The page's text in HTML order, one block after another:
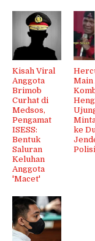
Kisah Viral
Anggota
Brimob
Curhat di
Medsos,
Pengamat
ISESS:
Bentuk
Saluran
Keluhan
Anggota
'Macet'
Main
ke
Polisi